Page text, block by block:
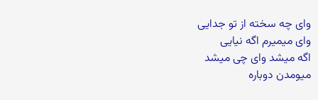
وای چه سخته از تو جدایی
وای میمیرم اگه نیایی
اگه میشد وای چی میشد
میومدن دوباره